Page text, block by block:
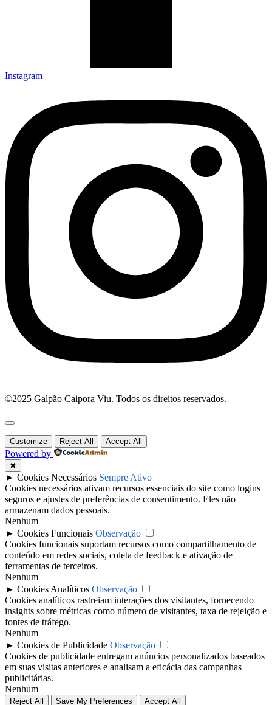
Instagram
©2025 Galpão Caipora Viu. Todos os direitos reservados.
Customize Reject All Accept All
Powered by
✖
► Cookies Necessários Sempre Ativo
Cookies necessários ativam recursos essenciais do site como logins
seguros e ajustes de preferências de consentimento. Eles não
armazenam dados pessoais.
Nenhum
► Cookies Funcionais Observação
Cookies funcionais suportam recursos como compartilhamento de
conteúdo em redes sociais, coleta de feedback e ativação de
ferramentas de terceiros.
Nenhum
► Cookies Analíticos Observação
Cookies analíticos rastreiam interações dos visitantes, fornecendo
insights sobre métricas como número de visitantes, taxa de rejeição e
fontes de tráfego.
Nenhum
► Cookies de Publicidade Observação
Cookies de publicidade entregam anúncios personalizados baseados
em suas visitas anteriores e analisam a eficácia das campanhas
publicitárias.
Nenhum
Reject All Save My Preferences Accept All